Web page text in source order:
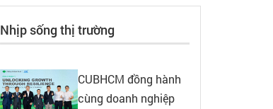
Nhịp sống thị trường
CUBHCM đồng hành
cùng doanh nghiệp